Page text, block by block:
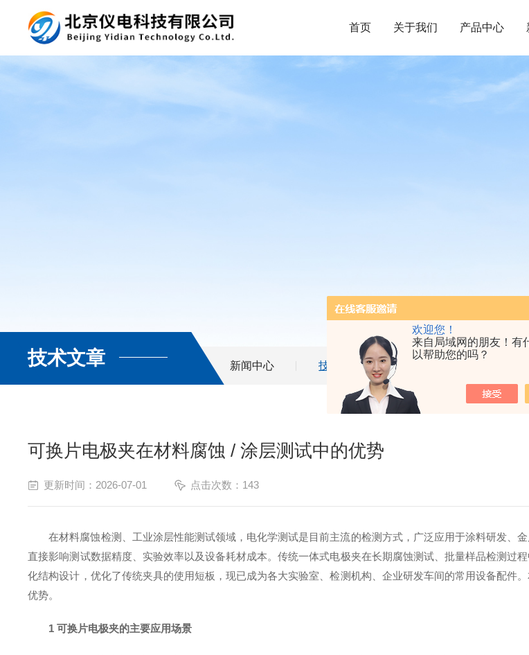
欢迎您！
来自局域网的朋友！有
以帮助您的吗？
首页 关于我们 产品中心
技术文章 新闻中心 技术文章
可换片电极夹在材料腐蚀 / 涂层测试中的优势
更新时间：2026-07-01 点击次数：143
在材料腐蚀检测、工业涂层性能测试领域，电化学测试是目前主流的检测方式，广泛应用于涂料研发、
直接影响测试数据精度、实验效率以及设备耗材成本。传统一体式电极夹在长期腐蚀测试、批量样品检测过
化结构设计，优化了传统夹具的使用短板，现已成为各大实验室、检测机构、企业研发车间的常用设备配件
优势。
1 可换片电极夹的主要应用场景